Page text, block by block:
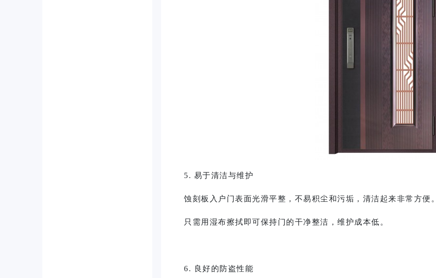
5. 易于清洁与维护
蚀刻板入户门表面光滑平整，不易积尘和污垢，清洁起来非常方便
只需用湿布擦拭即可保持门的干净整洁，维护成本低。
6. 良好的防盗性能